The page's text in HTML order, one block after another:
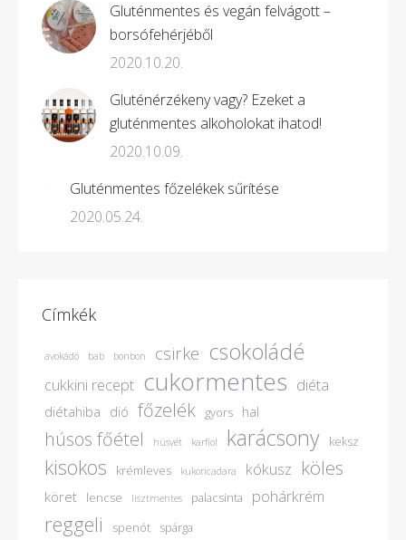
Gluténmentes és vegán felvágott –
borsófehérjéből
2020.10.20.
Gluténérzékeny vagy? Ezeket a
gluténmentes alkoholokat ihatod!
2020.10.09.
Gluténmentes főzelékek sűrítése
2020.05.24.
Címkék
avokádó bab bonbon csirke csokoládé
cukkini recept cukormentes diéta
diétahiba dió főzelék gyors hal
húsos főétel húsvét karfiol karácsony keksz
kisokos krémleves kukoricadara kókusz köles
köret lencse lisztmentes palacsinta pohárkrém
reggeli spenót spárga